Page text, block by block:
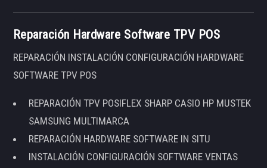
Reparación Hardware Software TPV POS
REPARACIÓN INSTALACIÓN CONFIGURACIÓN HARDWARE
SOFTWARE TPV POS
REPARACIÓN TPV POSIFLEX SHARP CASIO HP MUSTEK
SAMSUNG MULTIMARCA
REPARACIÓN HARDWARE SOFTWARE IN SITU
INSTALACIÓN CONFIGURACIÓN SOFTWARE VENTAS